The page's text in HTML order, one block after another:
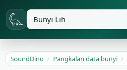
SoundDino / Pangkalan data bunyi /